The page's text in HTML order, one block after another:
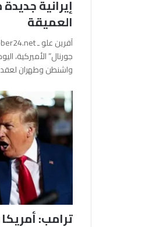
إيرانية
العميقة
جورنال” الأميركية،
واشنطن وطهران
ترامب: